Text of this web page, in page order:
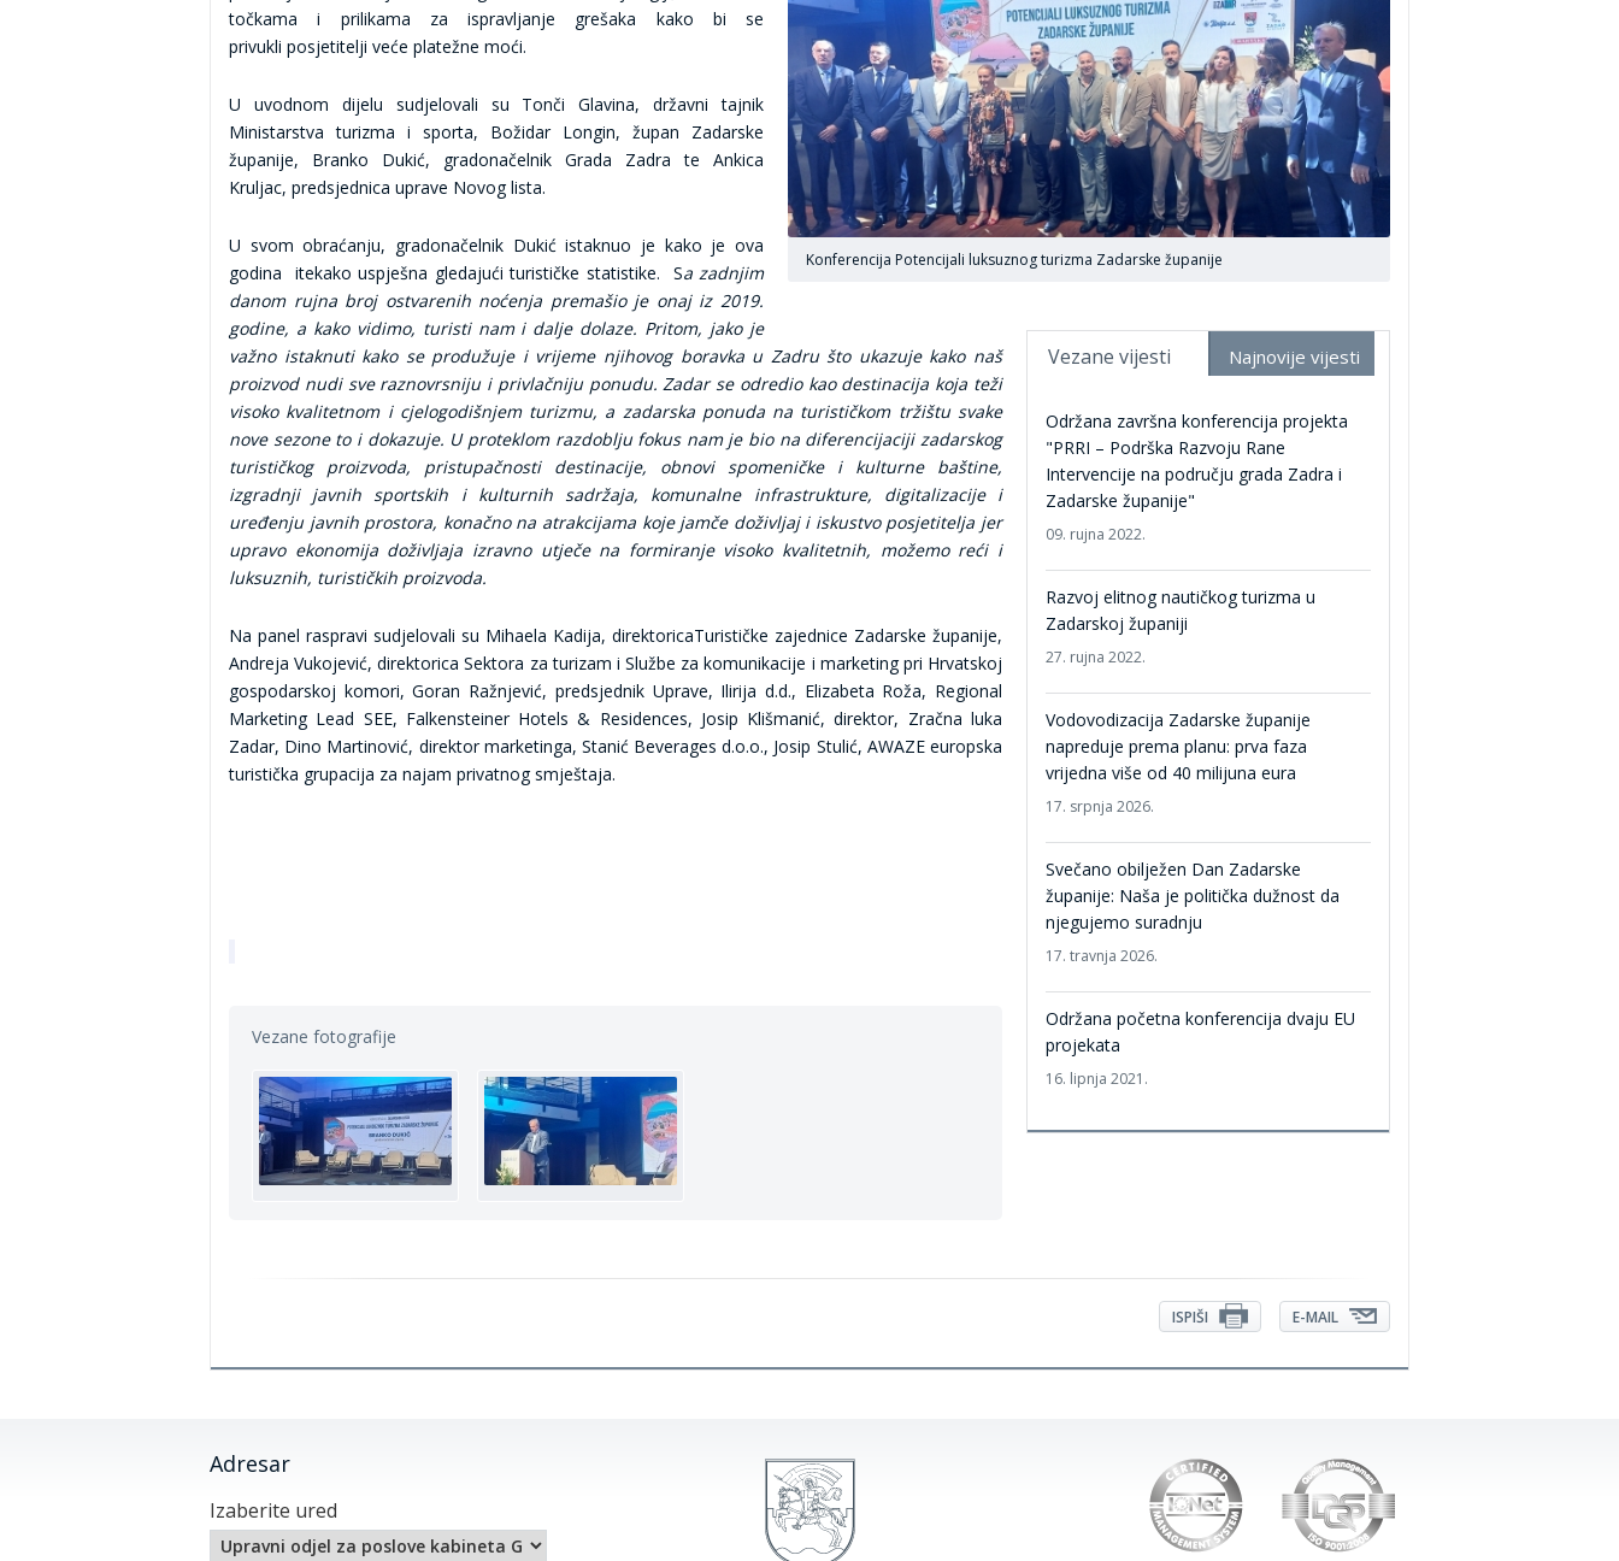
Konferencija Potencijali luksuznog turizma Zadarske županije
Vezane vijesti Najnovije vijesti
Održana završna konferencija projekta
"PRRI – Podrška Razvoju Rane
Intervencije na području grada Zadra i
Zadarske županije"
09. rujna 2022.
Razvoj elitnog nautičkog turizma u
Zadarskoj županiji
27. rujna 2022.
Vodovodizacija Zadarske županije
napreduje prema planu: prva faza
vrijedna više od 40 milijuna eura
17. srpnja 2026.
Svečano obilježen Dan Zadarske
županije: Naša je politička dužnost da
njegujemo suradnju
17. travnja 2026.
Održana početna konferencija dvaju EU
projekata
16. lipnja 2021.
točkama i prilikama za ispravljanje grešaka kako bi se
privukli posjetitelji veće platežne moći.
U uvodnom dijelu sudjelovali su Tonči Glavina, državni tajnik
Ministarstva turizma i sporta, Božidar Longin, župan Zadarske
županije, Branko Dukić, gradonačelnik Grada Zadra te Ankica
Kruljac, predsjednica uprave Novog lista.
U svom obraćanju, gradonačelnik Dukić istaknuo je kako je ova
godina itekako uspješna gledajući turističke statistike. Sa zadnjim
danom rujna broj ostvarenih noćenja premašio je onaj iz 2019.
godine, a kako vidimo, turisti nam i dalje dolaze. Pritom, jako je
važno istaknuti kako se produžuje i vrijeme njihovog boravka u Zadru što ukazuje kako naš
proizvod nudi sve raznovrsniju i privlačniju ponudu. Zadar se odredio kao destinacija koja teži
visoko kvalitetnom i cjelogodišnjem turizmu, a zadarska ponuda na turističkom tržištu svake
nove sezone to i dokazuje. U proteklom razdoblju fokus nam je bio na diferencijaciji zadarskog
turističkog proizvoda, pristupačnosti destinacije, obnovi spomeničke i kulturne baštine,
izgradnji javnih sportskih i kulturnih sadržaja, komunalne infrastrukture, digitalizacije i
uređenju javnih prostora, konačno na atrakcijama koje jamče doživljaj i iskustvo posjetitelja jer
upravo ekonomija doživljaja izravno utječe na formiranje visoko kvalitetnih, možemo reći i
luksuznih, turističkih proizvoda.
Na panel raspravi sudjelovali su Mihaela Kadija, direktoricaTurističke zajednice Zadarske županije,
Andreja Vukojević, direktorica Sektora za turizam i Službe za komunikacije i marketing pri Hrvatskoj
gospodarskoj komori, Goran Ražnjević, predsjednik Uprave, Ilirija d.d., Elizabeta Roža, Regional
Marketing Lead SEE, Falkensteiner Hotels & Residences, Josip Klišmanić, direktor, Zračna luka
Zadar, Dino Martinović, direktor marketinga, Stanić Beverages d.o.o., Josip Stulić, AWAZE europska
turistička grupacija za najam privatnog smještaja.
Vezane fotografije
E-MAIL
ISPIŠI
Adresar
Izaberite ured